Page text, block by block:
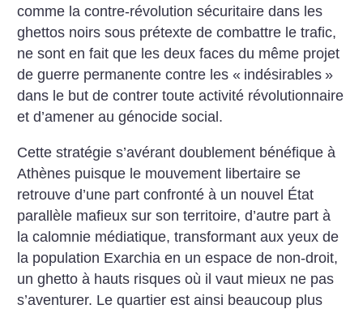
comme la contre-révolution sécuritaire dans les
ghettos noirs sous prétexte de combattre le trafic,
ne sont en fait que les deux faces du même projet
de guerre permanente contre les « indésirables »
dans le but de contrer toute activité révolutionnaire
et d’amener au génocide social.
Cette stratégie s’avérant doublement bénéfique à
Athènes puisque le mouvement libertaire se
retrouve ­d’une part confronté à un nouvel État
parallèle mafieux sur son territoire, d’autre part à
la calomnie médiatique, transformant aux yeux de
la population Exarchia en un espace de non-droit,
un ghetto à hauts risques où il vaut mieux ne pas
s’aventurer. Le quartier est ainsi beaucoup plus